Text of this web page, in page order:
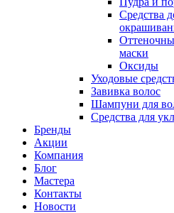
Средства
маски
Оксиды
Уходовые
Завивка волос
Шампуни для
Средства для
Бренды
Акции
Компания
Блог
Мастера
Контакты
Новости